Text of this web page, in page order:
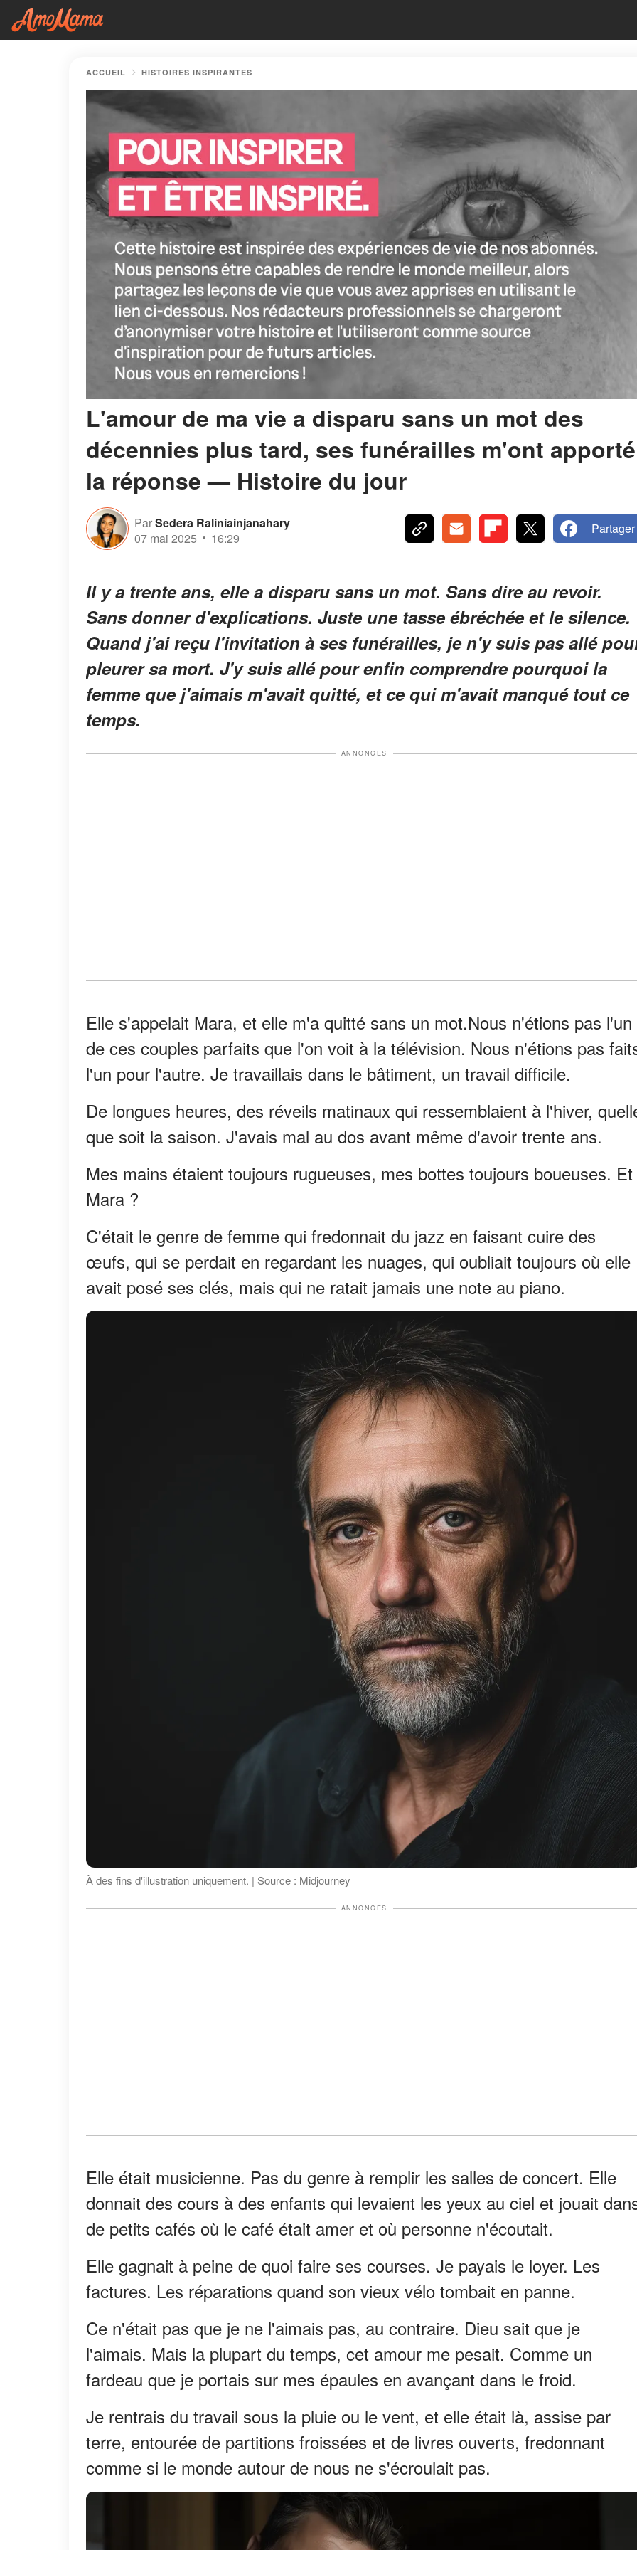
ACCUEIL HISTOIRES INSPIRANTES
L'amour de ma vie a disparu sans un mot des
décennies plus tard, ses funérailles m'ont apporté
la réponse — Histoire du jour
ParSedera Raliniainjanahary
07 mai 2025
16:29
Partager
Il y a trente ans, elle a disparu sans un mot. Sans dire au revoir.
Sans donner d'explications. Juste une tasse ébréchée et le silence.
Quand j'ai reçu l'invitation à ses funérailles, je n'y suis pas allé
pleurer sa mort. J'y suis allé pour enfin comprendre pourquoi la
femme que j'aimais m'avait quitté, et ce qui m'avait manqué tout ce
temps.
ANNONCES
Elle s'appelait Mara, et elle m'a quitté sans un mot.Nous n'étions pas l'un
de ces couples parfaits que l'on voit à la télévision. Nous n'étions pas
l'un pour l'autre. Je travaillais dans le bâtiment, un travail difficile.
De longues heures, des réveils matinaux qui ressemblaient à l'hiver,
que soit la saison. J'avais mal au dos avant même d'avoir trente ans.
Mes mains étaient toujours rugueuses, mes bottes toujours boueuses. Et
Mara ?
C'était le genre de femme qui fredonnait du jazz en faisant cuire des
œufs, qui se perdait en regardant les nuages, qui oubliait toujours où elle
avait posé ses clés, mais qui ne ratait jamais une note au piano.
À des fins d'illustration uniquement. | Source : Midjourney
ANNONCES
Elle était musicienne. Pas du genre à remplir les salles de concert. Elle
donnait des cours à des enfants qui levaient les yeux au ciel et jouait
de petits cafés où le café était amer et où personne n'écoutait.
Elle gagnait à peine de quoi faire ses courses. Je payais le loyer. Les
factures. Les réparations quand son vieux vélo tombait en panne.
Ce n'était pas que je ne l'aimais pas, au contraire. Dieu sait que je
l'aimais. Mais la plupart du temps, cet amour me pesait. Comme un
fardeau que je portais sur mes épaules en avançant dans le froid.
Je rentrais du travail sous la pluie ou le vent, et elle était là, assise par
terre, entourée de partitions froissées et de livres ouverts, fredonnant
comme si le monde autour de nous ne s'écroulait pas.